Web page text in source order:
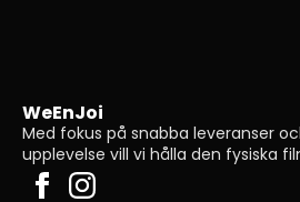
WeEnJoi
Med fokus på snabba leveranser
upplevelse vill vi hålla den fysiska